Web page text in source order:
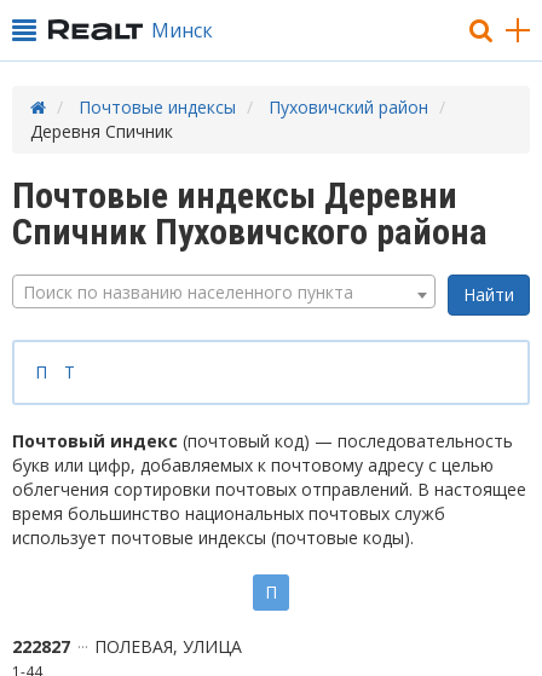
Минск
Почтовые индексы
Пуховичский район
Деревня Спичник
Почтовые индексы Деревни
Спичник Пуховичского района
Поиск по названию населенного пункта
П Т
Почтовый индекс (почтовый код) — последовательность
букв или цифр, добавляемых к почтовому адресу с целью
облегчения сортировки почтовых отправлений. В настоящее
время большинство национальных почтовых служб
использует почтовые индексы (почтовые коды).
П
222827 ПОЛЕВАЯ, УЛИЦА
1-44